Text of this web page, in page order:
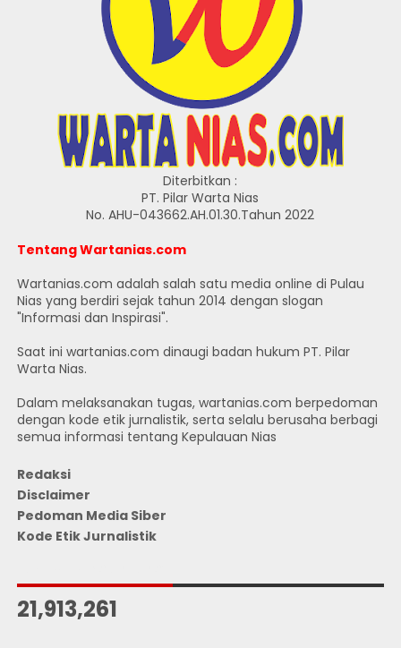
Diterbitkan :
PT. Pilar Warta Nias
No. AHU-043662.AH.01.30.Tahun 2022
Tentang Wartanias.com
Wartanias.com adalah salah satu media online di Pulau
Nias yang berdiri sejak tahun 2014 dengan slogan
"Informasi dan Inspirasi".
Saat ini wartanias.com dinaugi badan hukum PT. Pilar
Warta Nias.
Dalam melaksanakan tugas, wartanias.com berpedoman
dengan kode etik jurnalistik, serta selalu berusaha berbagi
semua informasi tentang Kepulauan Nias
Redaksi
Disclaimer
Pedoman Media Siber
Kode Etik Jurnalistik
21,913,261